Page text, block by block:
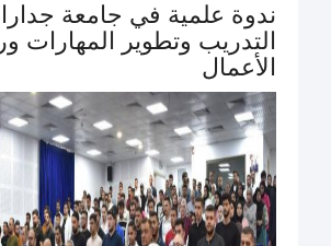
ندوة علمية في جامعة
التدريب وتطوير المهارات
الأعمال